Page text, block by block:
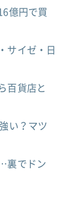
億円で買
サイゼ・日
百貨店と
い？マツ
裏でドン